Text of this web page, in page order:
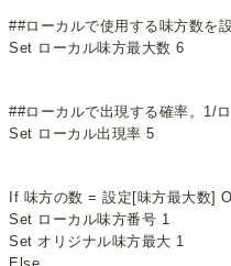
##ローカルで使用する味方数を
Set ローカル味方最大数 6
##ローカルで出現する確率。1/
Set ローカル出現率 5
If 味方の数 = 設定[味方最大数]
Set ローカル味方番号 1
Set オリジナル味方最大 1